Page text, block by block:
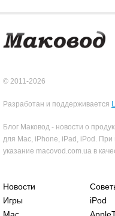
© 2011-2026
Разработан и поддерживается
Блог Маковод - новости о
для Mac, iPhone, iPad, iPod. При
указание macovod.com.ua в
Новости
Игры
iPod